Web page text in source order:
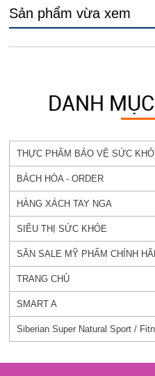
Sản phẩm vừa xem
DANH
THỰC PHẨM BẢO VỆ SỨC
BÁCH HÓA - ORDER
HÀNG XÁCH TAY NGA
SIÊU THỊ SỨC KHỎE
SĂN SALE MỸ PHẨM CHÍNH
TRANG CHỦ
SMART A
Siberian Super Natural Sport /